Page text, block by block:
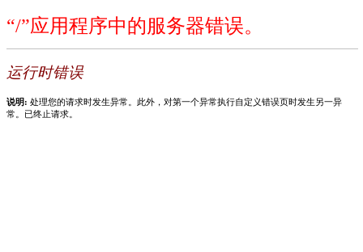
“/”应用程序中的服务器错误。
运行时错误
说明: 处理您的请求时发生异常。此外，对第一个异常执行自定义错误页时发生另一异
常。已终止请求。